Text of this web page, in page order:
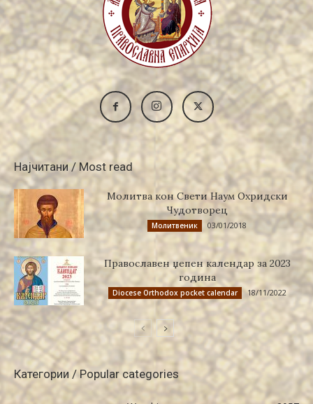
Најчитани / Most read
Молитва кон Свети Наум Охридски
Чудотворец
Молитвеник 03/01/2018
Православен џепен календар за 2023
година
Diocese Orthodox pocket calendar 18/11/2022
Категории / Popular categories